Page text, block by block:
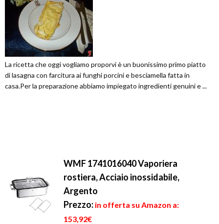
La ricetta che oggi vogliamo proporvi è un buonissimo primo piatto
di lasagna con farcitura ai funghi porcini e besciamella fatta in
casa.Per la preparazione abbiamo impiegato ingredienti genuini e ...
WMF 1741016040 Vaporiera
rostiera, Acciaio inossidabile,
Argento
Prezzo: in offerta su Amazon a:
153,92€